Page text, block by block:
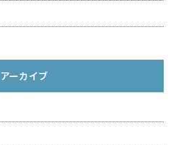
アーカイブ